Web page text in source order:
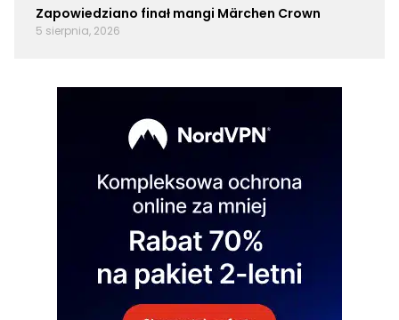
Zapowiedziano finał mangi Märchen Crown
5 sierpnia, 2026